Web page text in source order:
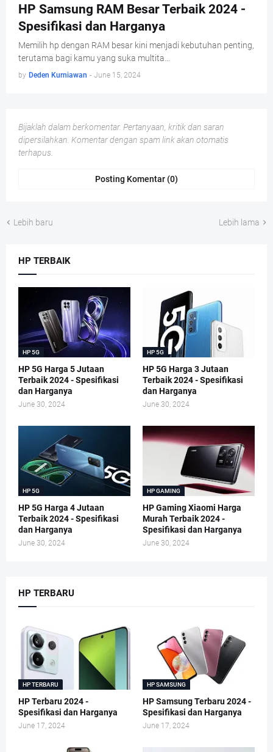
HP Samsung RAM Besar Terbaik 2024 -
Spesifikasi dan Harganya
Memilih hp dengan RAM besar kini menjadi kebutuhan penting,
terutama bagi kamu yang suka multita…
by Deden Kurniawan - June 15, 2024
Bijaklah dalam berkomentar. Pertanyaan, kritik dan saran
dipersilahkan. Komentar dengan spam link akan otomatis
terhapus.
Posting Komentar (0)
Lebih baru Lebih lama
HP TERBAIK
HP 5G
HP 5G Harga 5 Jutaan
Terbaik 2024 - Spesifikasi
dan Harganya
June 30, 2024
HP 5G
HP 5G Harga 3 Jutaan
Terbaik 2024 - Spesifikasi
dan Harganya
June 30, 2024
HP 5G
HP 5G Harga 4 Jutaan
Terbaik 2024 - Spesifikasi
dan Harganya
June 30, 2024
HP GAMING
HP Gaming Xiaomi Harga
Murah Terbaik 2024 -
Spesifikasi dan Harganya
June 30, 2024
HP TERBARU
HP TERBARU
HP Terbaru 2024 -
Spesifikasi dan Harganya
June 17, 2024
HP SAMSUNG
HP Samsung Terbaru 2024 -
Spesifikasi dan Harganya
June 17, 2024